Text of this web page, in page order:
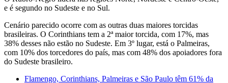
e é segundo no Sudeste e no Sul.
Cenário parecido ocorre com as outras duas maiores torcidas
brasileiras. O Corinthians tem a 2ª maior torcida, com 17%, mas
38% desses não estão no Sudeste. Em 3º lugar, está o Palmeiras,
com 10% dos torcedores do país, mas com 48% dos apoiadores fora
do Sudeste brasileiro.
Flamengo, Corinthians, Palmeiras e São Paulo têm 61% da